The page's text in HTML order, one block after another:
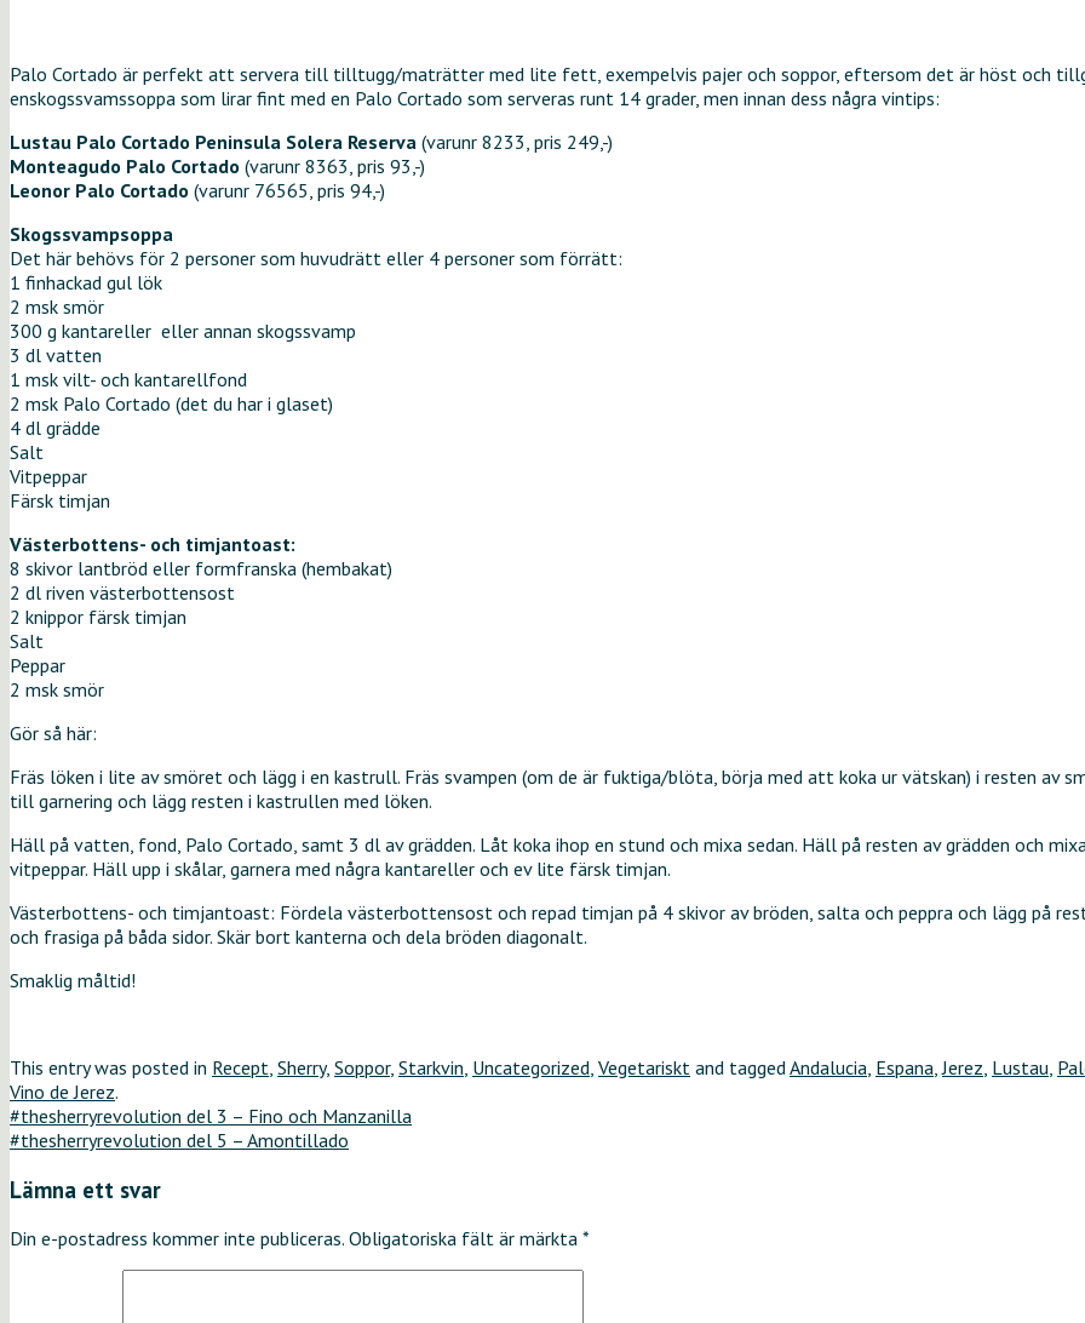
Palo Cortado är perfekt att servera till tilltugg/maträtter med lite fett, exempelvis pajer och soppor, eftersom det är höst och
enskogssvamssoppa som lirar fint med en Palo Cortado som serveras runt 14 grader, men innan dess några vintips:
Lustau Palo Cortado Peninsula Solera Reserva (varunr 8233, pris 249,-)
Monteagudo Palo Cortado (varunr 8363, pris 93,-)
Leonor Palo Cortado (varunr 76565, pris 94,-)
Skogssvampsoppa
Det här behövs för 2 personer som huvudrätt eller 4 personer som förrätt:
1 finhackad gul lök
2 msk smör
300 g kantareller eller annan skogssvamp
3 dl vatten
1 msk vilt- och kantarellfond
2 msk Palo Cortado (det du har i glaset)
4 dl grädde
Salt
Vitpeppar
Färsk timjan
Västerbottens- och timjantoast:
8 skivor lantbröd eller formfranska (hembakat)
2 dl riven västerbottensost
2 knippor färsk timjan
Salt
Peppar
2 msk smör
Gör så här:
Fräs löken i lite av smöret och lägg i en kastrull. Fräs svampen (om de är fuktiga/blöta, börja med att koka ur vätskan) i resten av
till garnering och lägg resten i kastrullen med löken.
Häll på vatten, fond, Palo Cortado, samt 3 dl av grädden. Låt koka ihop en stund och mixa sedan. Häll på resten av grädden och
vitpeppar. Häll upp i skålar, garnera med några kantareller och ev lite färsk timjan.
Västerbottens- och timjantoast: Fördela västerbottensost och repad timjan på 4 skivor av bröden, salta och peppra och lägg på
och frasiga på båda sidor. Skär bort kanterna och dela bröden diagonalt.
Smaklig måltid!
This entry was posted in Recept Sherry, Soppor, Starkvin Uncategorized Vegetariskt and tagged Andalucia Espana ,Jerez Lustau
Vino de Jerez.
#thesherryrevolution del 3 – Fino och Manzanilla
#thesherryrevolution del 5 – Amontillado
Lämna ett svar
Din e-postadress kommer inte publiceras. Obligatoriska fält är märkta *